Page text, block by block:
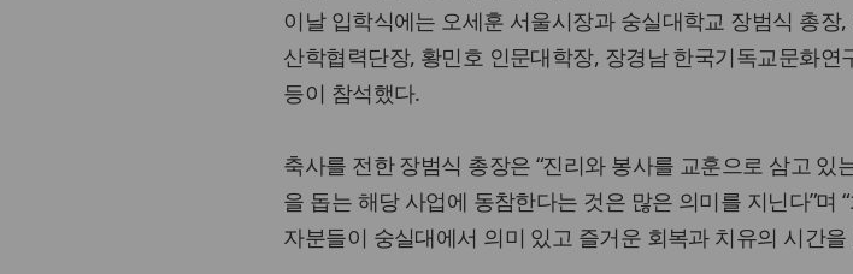
이날 입학식에는 오세훈 서울시장과 숭실대학교 장범식 총장
산학협력단장, 황민호 인문대학장, 장경남 한국기독교문화연
등이 참석했다.
축사를 전한 장범식 총장은 “진리와 봉사를 교훈으로 삼고 있
을 돕는 해당 사업에 동참한다는 것은 많은 의미를 지닌다”며
자분들이 숭실대에서 의미 있고 즐거운 회복과 치유의 시간